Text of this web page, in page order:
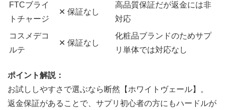
FTCブライ
トチャージ
✕ 保証なし
高品質保証だが返金には非
対応
コスメデコ
ルテ
✕ 保証なし
化粧品ブランドのためサプ
リ単体では対応なし
ポイント解説：
お試ししやすさで選ぶなら断然【ホワイトヴェール】。
返金保証があることで、サプリ初心者の方にもハードルが